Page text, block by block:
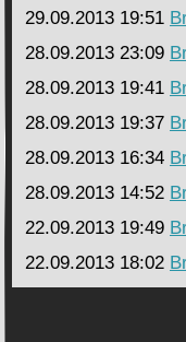
29.09.2013 19:51
28.09.2013 23:09
28.09.2013 19:41
28.09.2013 19:37
28.09.2013 16:34
28.09.2013 14:52
22.09.2013 19:49
22.09.2013 18:02